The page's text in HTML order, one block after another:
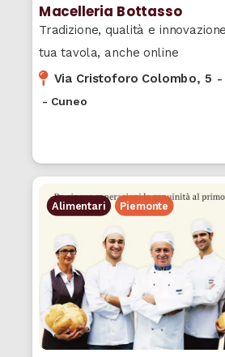
Macelleria Bottasso
Tradizione, qualità e
tua tavola, anche online
Via Cristoforo Colombo, 5 -
- Cuneo
Alimentari Piemonte